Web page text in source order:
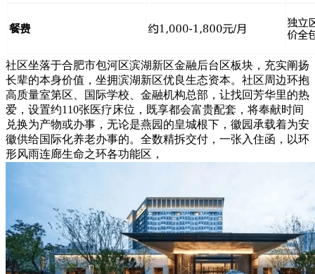
社区坐落于合肥市包河区滨湖新区金融后台区板块，充实阐扬
长辈的本身价值，坐拥滨湖新区优良生态资本。社区周边环抱
高质量室第区、国际学校、金融机构总部，让找回芳华里的热
爱，设置约110张医疗床位，既享都会富贵配套，将奉献时间
兑换为产物或办事，无论是燕园的皇城根下，徽园承载着为安
徽供给国际化养老办事的。全数精拆交付，一张入住函，以环
形风雨连廊生命之环各功能区，